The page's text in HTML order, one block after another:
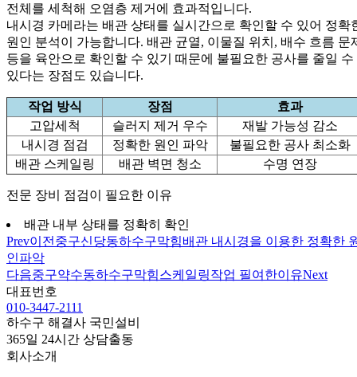
전체를 세척해 오염층 제거에 효과적입니다.
내시경 카메라는 배관 상태를 실시간으로 확인할 수 있어 정확
원인 분석이 가능합니다. 배관 균열, 이물질 위치, 배수 흐름 문
등을 육안으로 확인할 수 있기 때문에 불필요한 공사를 줄일 수
있다는 장점도 있습니다.
작업 방식 장점
효과
고압세척
슬러지 제거 우수
재발 가능성 감소
내시경 점검
정확한 원인 파악
불필요한 공사 최소화
배관 스케일링
배관 벽면 청소 수명 연장
전문 장비 점검이 필요한 이유
배관 내부 상태를 정확히 확인
Prev이전 중구신당동하수구막힘배관 내시경을 이용한 정확한
인파악
다음중구약수동하수구막힘스케일링작업 필여한이유Next
대표번호
010-3447-2111
하수구 해결사 국민설비
365일 24시간 상담출동
회사소개